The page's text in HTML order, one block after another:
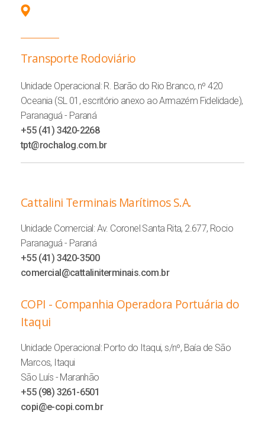
Transporte Rodoviário
Unidade Operacional: R. Barão do Rio Branco, nº 420
Oceania (SL 01, escritório anexo ao Armazém Fidelidade),
Paranaguá - Paraná
+55 (41) 3420-2268
tpt@rochalog.com.br
Cattalini Terminais Marítimos S.A.
Unidade Comercial: Av. Coronel Santa Rita, 2.677, Rocio
Paranaguá - Paraná
+55 (41) 3420-3500
comercial@cattaliniterminais.com.br
COPI - Companhia Operadora Portuária do
Itaqui
Unidade Operacional: Porto do Itaqui, s/nº, Baía de São
Marcos, Itaqui
São Luís - Maranhão
+55 (98) 3261-6501
copi@e-copi.com.br